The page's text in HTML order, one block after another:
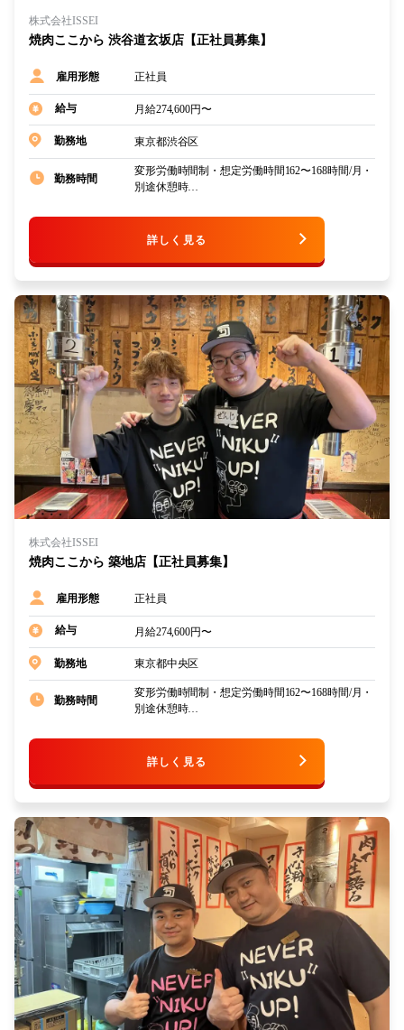
株式会社ISSEI
焼肉ここから 渋谷道玄坂店【正社員募集】
雇用形態 正社員
給与 月給274,600円〜
勤務地 東京都渋谷区
勤務時間
変形労働時間制・想定労働時間162〜168時間/月・
別途休憩時…
詳しく見る
株式会社ISSEI
焼肉ここから 築地店【正社員募集】
雇用形態 正社員
給与 月給274,600円〜
勤務地 東京都中央区
勤務時間
変形労働時間制・想定労働時間162〜168時間/月・
別途休憩時…
詳しく見る